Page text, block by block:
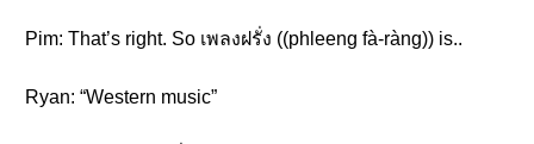
Pim: That’s right. So เพลงฝรั่ง ((phleeng fà-ràng)) is..
Ryan: “Western music”